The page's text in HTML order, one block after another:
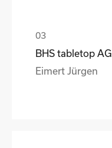
BHS tabletop AG
Eimert Jürgen